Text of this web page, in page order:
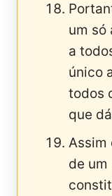
um só
a
único
todos
que
Assim
de um